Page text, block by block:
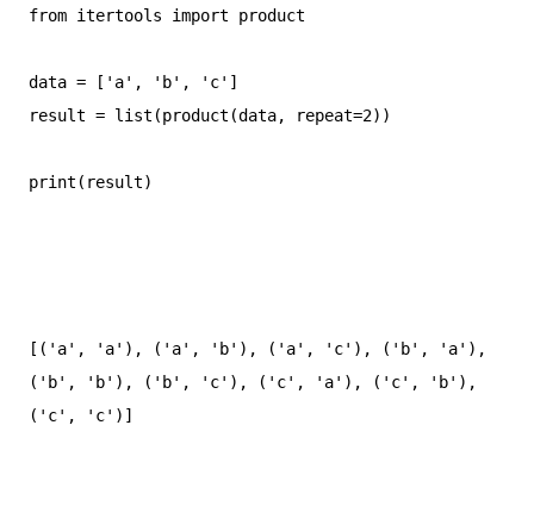
from itertools import product
data = ['a', 'b', 'c']
result = list(product(data, repeat=2))
print(result)
[('a', 'a'), ('a', 'b'), ('a', 'c'), ('b', 'a'),
('b', 'b'), ('b', 'c'), ('c', 'a'), ('c', 'b'),
('c', 'c')]